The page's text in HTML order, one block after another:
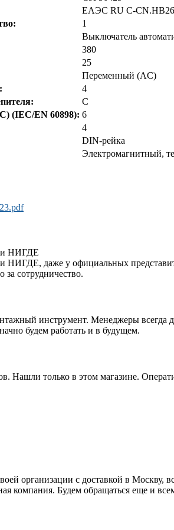
ЕАЭС RU С-
1
Выключатель
380
25
Переменный (AC)
4
C
(IEC/EN 60898): 6
4
DIN-рейка
Электромагнитный,
НИГДЕ
НИГДЕ, даже у официальных
сотрудничество.
инструмент. Менеджеры
будем работать и в будущем.
только в этом магазине.
организации с доставкой в Москву,
компания. Будем обращаться еще и